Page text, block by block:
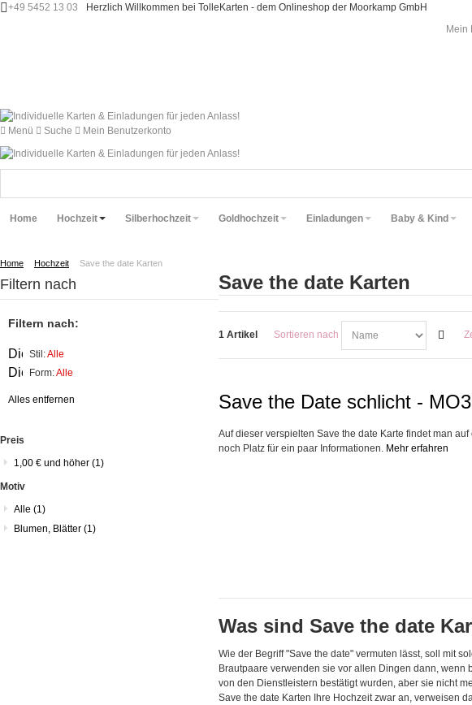
+49 5452 13 03
Herzlich Willkommen bei TolleKarten - dem Onlineshop der Moorkamp GmbH
Mein
Menü Suche Mein Benutzerkonto
Home Hochzeit Silberhochzeit Goldhochzeit Einladungen Baby & Kind
Home Hochzeit Save the date Karten
Save the date Karten
1 Artikel Sortieren nach
Save the Date schlicht -
Auf dieser verspielten Save the date Karte findet man
noch Platz für ein paar Informationen. Mehr erfahren
Was sind Save the date
Wie der Begriff "Save the date" vermuten lässt, soll mit
Brautpaare verwenden sie vor allen Dingen dann,
von den Dienstleistern bestätigt wurden, aber sie nicht
Save the date Karten Ihre Hochzeit zwar an, verweisen
Filtern nach
Filtern nach:
Stil:Alle
Diesen
Artikel
Form:Alle
Diesen
entfernen
Alles entfernen
Preis
1,00 € und höher (1)
Motiv
Alle (1)
Blumen, Blätter (1)